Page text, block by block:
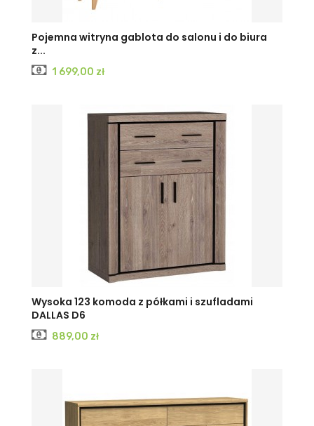
Pojemna witryna gablota do salonu i do biura
z...
Cena
1 699,00 zł
Wysoka 123 komoda z półkami i szufladami
DALLAS D6
Cena
889,00 zł